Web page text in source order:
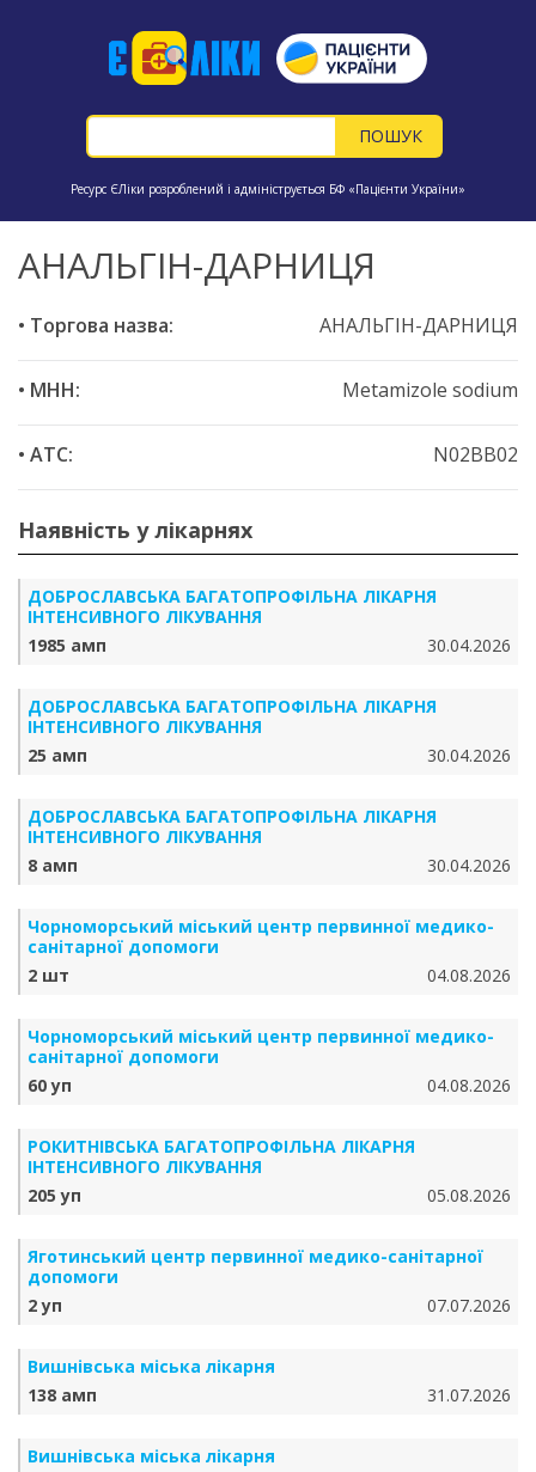
Ресурс ЄЛіки розроблений і адмініструється БФ «Пацієнти України»
АНАЛЬГІН-ДАРНИЦЯ
• Торгова назва: АНАЛЬГІН-ДАРНИЦЯ
• МНН: Metamizole sodium
• ATC: N02BB02
Наявність у лікарнях
ДОБРОСЛАВСЬКА БАГАТОПРОФІЛЬНА ЛІКАРНЯ
ІНТЕНСИВНОГО ЛІКУВАННЯ
1985 амп
30.04.2026
ДОБРОСЛАВСЬКА БАГАТОПРОФІЛЬНА ЛІКАРНЯ
ІНТЕНСИВНОГО ЛІКУВАННЯ
25 амп
30.04.2026
ДОБРОСЛАВСЬКА БАГАТОПРОФІЛЬНА ЛІКАРНЯ
ІНТЕНСИВНОГО ЛІКУВАННЯ
8 амп
30.04.2026
Чорноморський міський центр первинної медико-
санітарної допомоги
2 шт
04.08.2026
Чорноморський міський центр первинної медико-
санітарної допомоги
60 уп
04.08.2026
РОКИТНІВСЬКА БАГАТОПРОФІЛЬНА ЛІКАРНЯ
ІНТЕНСИВНОГО ЛІКУВАННЯ
205 уп
05.08.2026
Яготинський центр первинної медико-санітарної
допомоги
2 уп
07.07.2026
Вишнівська міська лікарня
138 амп
31.07.2026
Вишнівська міська лікарня